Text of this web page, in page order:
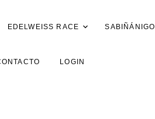
EDELWEISS RACE SABIÑÁNIGO
LOGIN